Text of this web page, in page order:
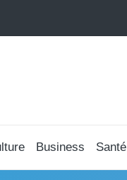
Business Santé